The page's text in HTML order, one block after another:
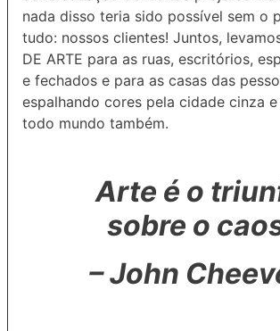
nada disso teria sido possível sem o
tudo: nossos clientes! Juntos,
DE ARTE para as ruas, escritórios,
e fechados e para as casas das
espalhando cores pela cidade cinza
todo mundo também.
Arte é o
sobre o
– John